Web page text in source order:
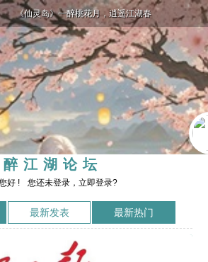
岛》一醉桃花月，逍遥江湖春
醉江湖论坛
好 ! 您还未登录，立即登录?
最新发表 最新热门